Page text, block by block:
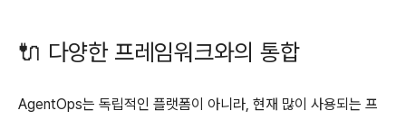
🔌 다양한 프레임워크와의 통합
AgentOps는 독립적인 플랫폼이 아니라, 현재 많이 사용되는 프